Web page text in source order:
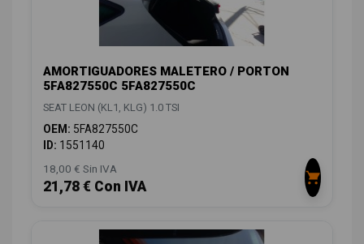
AMORTIGUADORES MALETERO / PORTON
5FA827550C 5FA827550C
SEAT LEON (KL1, KLG) 1.0 TSI
OEM: 5FA827550C
ID: 1551140
18,00 € Sin IVA
21,78 € Con IVA